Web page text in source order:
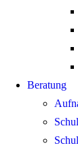
Beratung